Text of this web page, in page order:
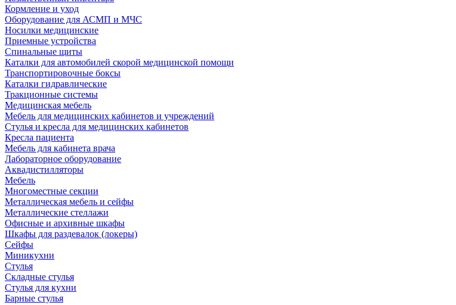
Кормление и уход
Оборудование для АСМП и МЧС
Носилки медицинские
Приемные устройства
Спинальные щиты
Каталки для автомобилей скорой медицинской помощи
Транспортировочные боксы
Каталки гидравлические
Тракционные системы
Медицинская мебель
Мебель для медицинских кабинетов и учреждений
Стулья и кресла для медицинских кабинетов
Кресла пациента
Мебель для кабинета врача
Лабораторное оборудование
Аквадистилляторы
Мебель
Многоместные секции
Металлическая мебель и сейфы
Металлические стеллажи
Офисные и архивные шкафы
Шкафы для раздевалок (локеры)
Сейфы
Миникухни
Стулья
Складные стулья
Стулья для кухни
Барные стулья